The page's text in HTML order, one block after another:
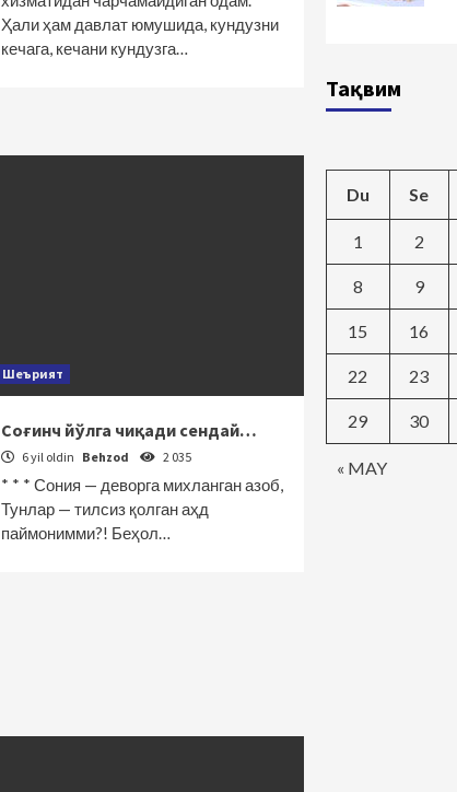
Ҳали ҳам давлат юмушида, кундузни
кечага, кечани кундузга…
Шеърият
Соғинч йўлга чиқади сендай…
6 yil oldin Behzod 2 035
* * * Сония — деворга михланган азоб,
Тунлар — тилсиз қолган аҳд
паймонимми?! Беҳол…
Тақвим
Du Se
« MAY
1 2
8 9
15 16
22 23
29 30